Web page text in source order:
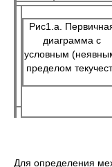
Рис1.а.
диаграмма с
условным
пределом
Для определения